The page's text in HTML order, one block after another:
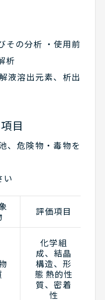
その分析 ・使用前
析
液溶出元素、析出
目
、危険物・毒物を
い
評価項目
化学組
成、結晶
構造、形
態 熱的性
質、密着
性